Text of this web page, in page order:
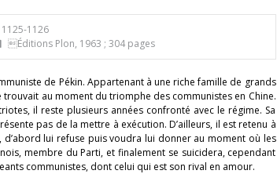
1126
Éditions Plon, 1963 ; 304 pages
de Pékin. Appartenant à une riche famille de grands
au moment du triomphe des communistes en Chine.
il reste plusieurs années confronté avec le régime. Sa
pas de la mettre à exécution. D’ailleurs, il est retenu à
lui refuse puis voudra lui donner au moment où les
membre du Parti, et finalement se suicidera, cependant
communistes, dont celui qui est son rival en amour.